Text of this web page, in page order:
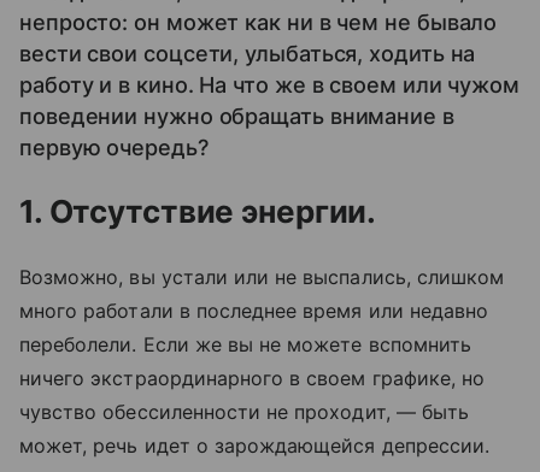
непросто: он может как ни в чем не бывало
вести свои соцсети, улыбаться, ходить на
работу и в кино. На что же в своем или чужом
поведении нужно обращать внимание в
первую очередь?
1. Отсутствие энергии.
Возможно, вы устали или не выспались, слишком
много работали в последнее время или недавно
переболели. Если же вы не можете вспомнить
ничего экстраординарного в своем графике, но
чувство обессиленности не проходит, — быть
может, речь идет о зарождающейся депрессии.